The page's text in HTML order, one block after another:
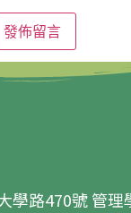
學路470號 管